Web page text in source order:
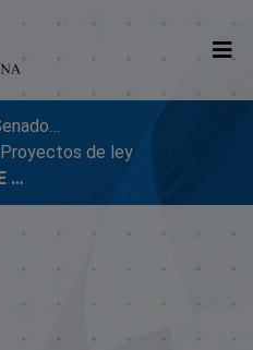
Repositorio Digital SenadoRD
Proyectos de ley
00245-2017 INFORME DE GESTIÓN 21